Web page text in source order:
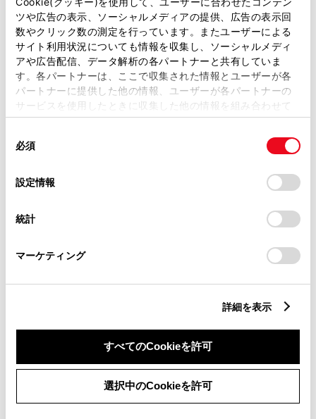
ツや広告の表示、ソーシャルメディアの提供、広告の表示回
数やクリック数の測定を行っています。またユーザーによる
サイト利用状況についても情報を収集し、ソーシャルメディ
アや広告配信、データ解析の各パートナーと共有していま
す。各パートナーは、ここで収集された情報とユーザーが各
パートナーに提供した他の情報、ユーザーが各パートナーの
サービスを使用したときに収集した他の情報を組み合わせて
使用することがあります。当ウェブサイトの使用を続行する
デバイスにすべてのCookie(クッキー)が保存されることに同
意したことになります。Cookie(クッキー)のオプトアウト、
設定の変更、同意を撤回したりするにあたっては、当社の
「Cookie（クッキー）情報の取り扱いについて
」をご覧くだ
必須
設定情報
統計
マーケティング
詳細を表示
すべてのCookieを許可
選択中のCookieを許可
Toyota Safety Sense・Lexus Safety Systemのﾌﾟﾘｸﾗｯｼｭｾｰﾌﾃｨ
（対車両・歩行者）
車線逸脱警報
先進ライト
ドライブレコーダー
※ 記録媒体(SDカード等)は別途ご購入いただく場合がございます
ペダル踏み間違い急発進抑制装置
ｲﾝﾃﾘｼﾞｪﾝﾄｸﾘｱﾗﾝｽｿﾅｰ・ｽﾏｰﾄｱｼｽﾄ